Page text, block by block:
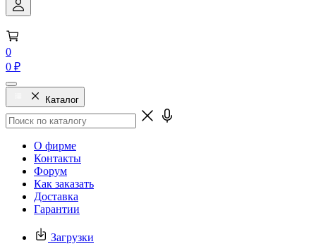
0
0 ₽
Каталог
О фирме
Контакты
Форум
Как заказать
Доставка
Гарантии
Загрузки